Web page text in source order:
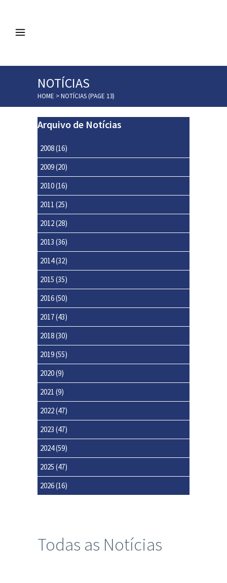
NOTÍCIAS
HOME >NOTÍCIAS(PAGE 13)
Arquivo de Notícias
2008(16)
2009(20)
2010(16)
2011 (25)
2012(28)
2013 (36)
2014(32)
2015 (35)
2016(50)
2017(43)
2018(30)
2019(55)
2020(9)
2021 (9)
2022(47)
2023 (47)
2024(59)
2025 (47)
2026(16)
Todas as Notícias